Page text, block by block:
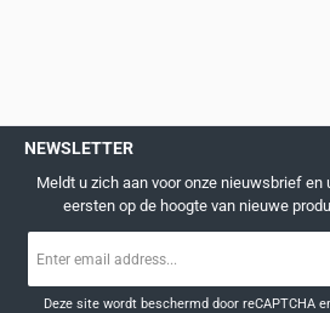
NEWSLETTER
Meldt u zich aan voor onze nieuwsbrief en
eersten op de hoogte van nieuwe
mailadres
Deze site wordt beschermd door reCAPTCHA